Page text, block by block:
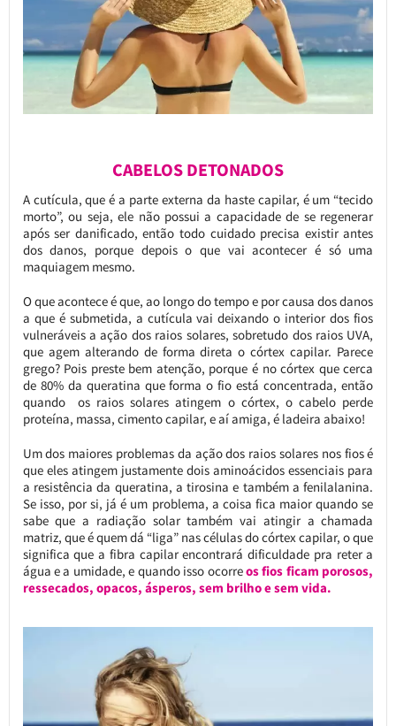
CABELOS DETONADOS
A cutícula, que é a parte externa da haste capilar, é um “tecido
morto”, ou seja, ele não possui a capacidade de se regenerar
após ser danificado, então todo cuidado precisa existir antes
dos danos, porque depois o que vai acontecer é só uma
maquiagem mesmo.
O que acontece é que, ao longo do tempo e por causa dos danos
a que é submetida, a cutícula vai deixando o interior dos fios
vulneráveis a ação dos raios solares, sobretudo dos raios UVA,
que agem alterando de forma direta o córtex capilar. Parece
grego? Pois preste bem atenção, porque é no córtex que cerca
de 80% da queratina que forma o fio está concentrada, então
quando os raios solares atingem o córtex, o cabelo perde
proteína, massa, cimento capilar, e aí amiga, é ladeira abaixo!
Um dos maiores problemas da ação dos raios solares nos fios é
que eles atingem justamente dois aminoácidos essenciais para
a resistência da queratina, a tirosina e também a fenilalanina.
Se isso, por si, já é um problema, a coisa fica maior quando se
sabe que a radiação solar também vai atingir a chamada
matriz, que é quem dá “liga” nas células do córtex capilar, o que
significa que a fibra capilar encontrará dificuldade pra reter a
água e a umidade, e quando isso ocorreos fios ficam porosos,
ressecados, opacos, ásperos, sem brilho e sem vida.